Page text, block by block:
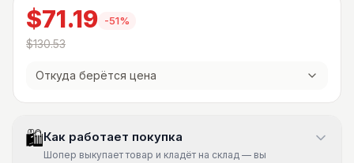
$71.19 -51%
$130.53
Откуда берётся цена
🛍Как работает покупка
Шопер выкупает товар и кладёт на склад — вы